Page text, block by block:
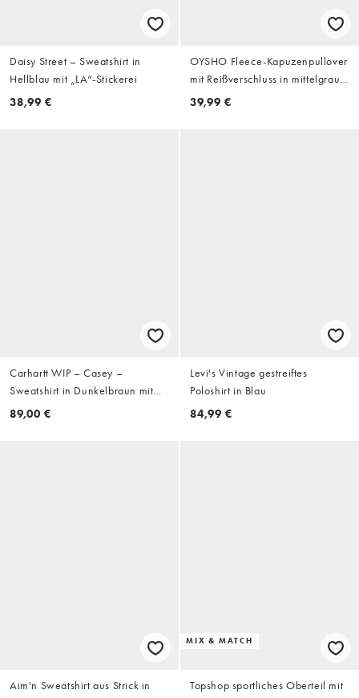
Daisy Street – Sweatshirt in
Hellblau mit „LA“-Stickerei
38,99 €
OYSHO Fleece-Kapuzenpullover
mit Reißverschluss in mittelgrau
meliert
39,99 €
Carhartt WIP – Casey –
Sweatshirt in Dunkelbraun mit
kurzem Reißverschluss
89,00 €
Levi's Vintage gestreiftes
Poloshirt in Blau
84,99 €
Aim'n Sweatshirt aus Strick in
MIX & MATCH
Topshop sportliches Oberteil mit